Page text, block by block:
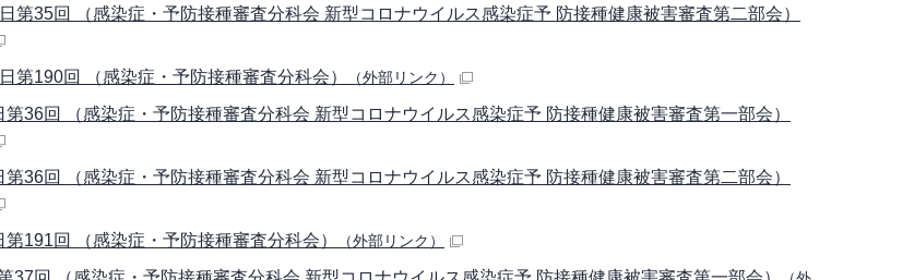
第35回 （感染症・予防接種審査分科会 新型コロナウイルス感染症予 防接種健康被害審査第二部会）
第190回 （感染症・予防接種審査分科会） （外部リンク）
36回 （感染症・予防接種審査分科会 新型コロナウイルス感染症予 防接種健康被害審査第一部会）
36回 （感染症・予防接種審査分科会 新型コロナウイルス感染症予 防接種健康被害審査第二部会）
191回 （感染症・予防接種審査分科会） （外部リンク）